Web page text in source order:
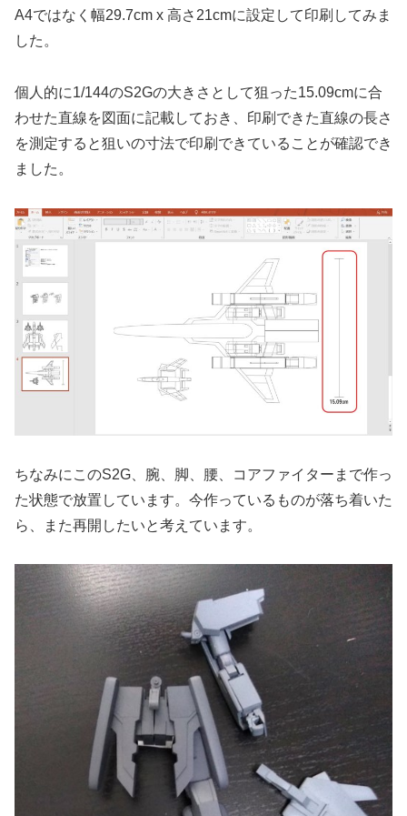
A4ではなく幅29.7cm x 高さ21cmに設定して印刷してみま
した。
個人的に1/144のS2Gの大きさとして狙った15.09cmに合
わせた直線を図面に記載しておき、印刷できた直線の長さ
を測定すると狙いの寸法で印刷できていることが確認でき
ました。
ちなみにこのS2G、腕、脚、腰、コアファイターまで作っ
た状態で放置しています。今作っているものが落ち着いた
ら、また再開したいと考えています。